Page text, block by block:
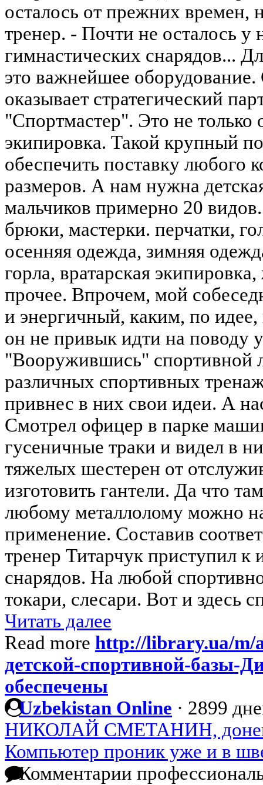
осталось от прежних времен,
тренер. - Почти не осталось у
гимнастических снарядов...
это важнейшее
оказывает стратегический
"Спортмастер". Это не только
экипировка. Такой крупный
обеспечить поставку
размеров. А нам нужна
мальчиков примерно 20
брюки, мастерки. перчатки,
осенняя одежда, зимняя
горла, вратарская
прочее. Впрочем, мой
и энергичный, каким, по
он не привык идти на поводу у
"Вооружившись" спортивной
различных спортивных
привнес в них свои идеи. А
Смотрел офицер в парке
гусеничные траки и видел в
тяжелых шестерен от
изготовить гантели. Да что
любому металлолому можно
применение. Составив
тренер Титарчук приступил
снарядов. На любой
токари, слесари. Вот и здесь
Читать далее
Read more http://library.ua/m/
детской-спортивной-базы-
обеспечены
Uzbekistan Online · 2899
НИКОЛАЙ СМЕТАНИН,
Компьютер проник уже и в
Комментарии